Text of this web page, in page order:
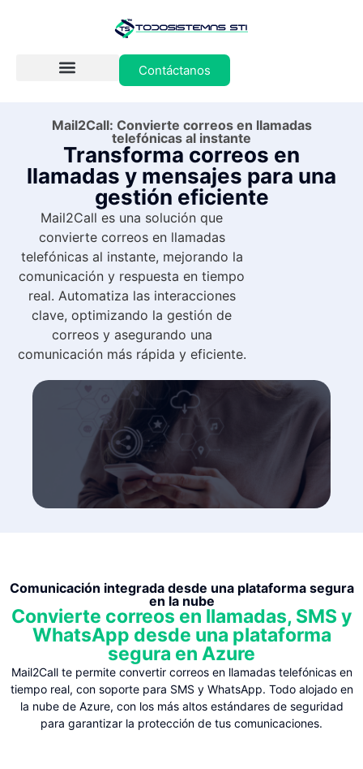
Contáctanos
Mail2Call: Convierte correos en llamadas
telefónicas al instante
Transforma correos en
llamadas y mensajes para una
gestión eficiente
Mail2Call es una solución que
convierte correos en llamadas
telefónicas al instante, mejorando la
comunicación y respuesta en tiempo
real. Automatiza las interacciones
clave, optimizando la gestión de
correos y asegurando una
comunicación más rápida y eficiente.
Comunicación integrada desde una plataforma segura
en la nube
Convierte correos en llamadas, SMS y
WhatsApp desde una plataforma
segura en Azure
Mail2Call te permite convertir correos en llamadas telefónicas en
tiempo real, con soporte para SMS y WhatsApp. Todo alojado en
la nube de Azure, con los más altos estándares de seguridad
para garantizar la protección de tus comunicaciones.